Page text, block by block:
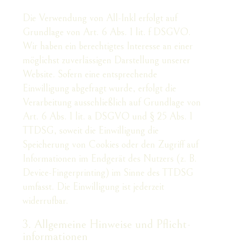
Die Verwendung von All-Inkl erfolgt auf
Grundlage von Art. 6 Abs. 1 lit. f DSGVO.
Wir haben ein berechtigtes Interesse an einer
möglichst zuverlässigen Darstellung unserer
Website. Sofern eine entsprechende
Einwilligung abgefragt wurde, erfolgt die
Verarbeitung ausschließlich auf Grundlage von
Art. 6 Abs. 1 lit. a DSGVO und § 25 Abs. 1
TTDSG, soweit die Einwilligung die
Speicherung von Cookies oder den Zugriff auf
Informationen im Endgerät des Nutzers (z. B.
Device-Fingerprinting) im Sinne des TTDSG
umfasst. Die Einwilligung ist jederzeit
widerrufbar.
3. Allgemeine Hinweise und Pflicht­
informationen